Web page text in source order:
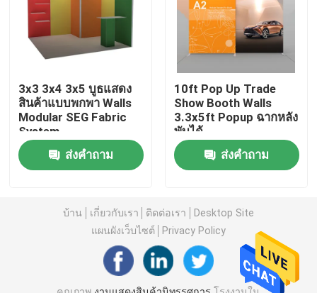
3x3 3x4 3x5 บูธแสดง
สินค้าแบบพกพา Walls
Modular SEG Fabric
System
ส่งคำถาม
10ft Pop Up Trade
Show Booth Walls
3.3x5ft Popup ฉากหลัง
พับได้
ส่งคำถาม
บ้าน เกี่ยวกับเรา ติดต่อเรา
Desktop Site
แผนผังเว็บไซต์
Privacy Policy